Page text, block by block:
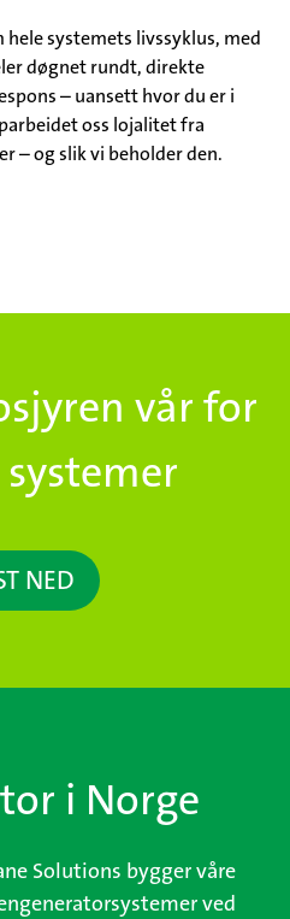
systemets livssyklus, med
døgnet rundt, direkte
– uansett hvor du er i
oss lojalitet fra
– og slik vi beholder den.
vår for
NED
i Norge
Solutions bygger våre
ved